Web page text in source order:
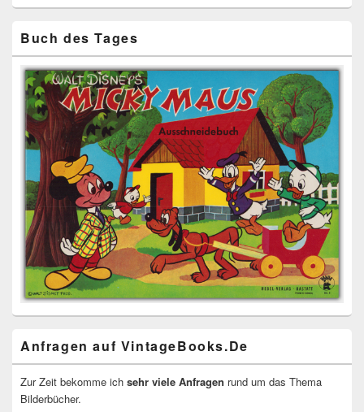
Buch des Tages
Anfragen auf VintageBooks.De
Zur Zeit bekomme ich sehr viele Anfragen rund um das Thema
Bilderbücher.